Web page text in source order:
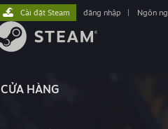
CỬA HÀNG
Cài đặt Steam đăng nhập Ngôn